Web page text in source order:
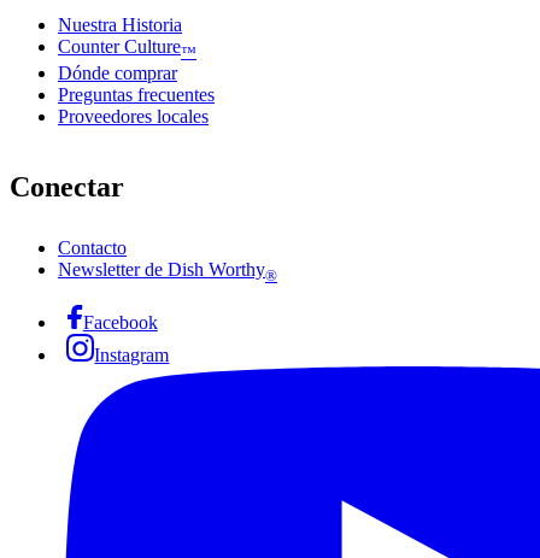
Nuestra Historia
Counter Culture™
Dónde comprar
Preguntas frecuentes
Proveedores locales
Conectar
Contacto
Newsletter de Dish Worthy®
Facebook
Instagram